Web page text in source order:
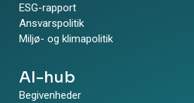
ESG-rapport
Ansvarspolitik
Miljø- og klimapolitik
AI-hub
Begivenheder